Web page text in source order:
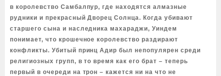
в королевство Самбалпур, где находятся алмазные
рудники и прекрасный Дворец Солнца. Когда убивают
старшего сына и наследника махараджи, Уиндем
понимает, что крошечное королевство раздирают
конфликты. Убитый принц Адир был непопулярен среди
религиозных групп, в то время как его брат – теперь
первый в очереди на трон – кажется ни на что не